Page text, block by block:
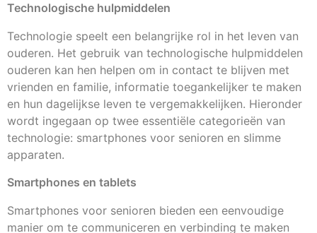
Technologische hulpmiddelen
Technologie speelt een belangrijke rol in het leven van
ouderen. Het gebruik van technologische hulpmiddelen
ouderen kan hen helpen om in contact te blijven met
vrienden en familie, informatie toegankelijker te maken
en hun dagelijkse leven te vergemakkelijken. Hieronder
wordt ingegaan op twee essentiële categorieën van
technologie: smartphones voor senioren en slimme
apparaten.
Smartphones en tablets
Smartphones voor senioren bieden een eenvoudige
manier om te communiceren en verbinding te maken